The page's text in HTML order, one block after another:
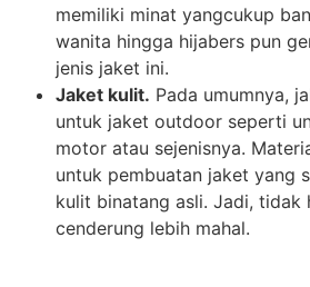
memiliki minat yangcukup
wanita hingga hijabers pun
jenis jaket ini.
Jaket kulit. Pada umumnya,
untuk jaket outdoor seperti
motor atau sejenisnya.
untuk pembuatan jaket yang
kulit binatang asli. Jadi, tidak
cenderung lebih mahal.